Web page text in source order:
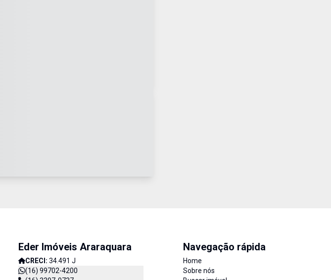
Eder Imóveis Araraquara
CRECI: 34.491 J
(16) 99702-4200
Navegação rápida
Home
Sobre nós